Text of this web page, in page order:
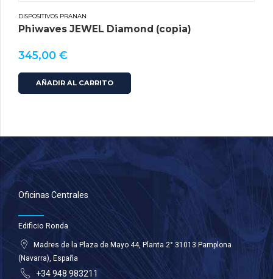
DISPOSITIVOS PRANAN
Phiwaves JEWEL Diamond (copia)
345,00 €
AÑADIR AL CARRITO
Oficinas Centrales
Edificio Ronda
Madres de la Plaza de Mayo 44, Planta 2° 31013 Pamplona
(Navarra), España
+34 948 983211